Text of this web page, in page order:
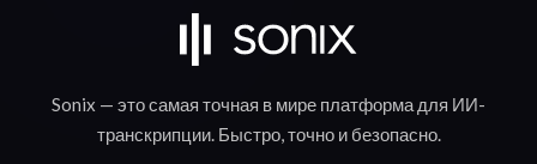
Sonix — это самая точная в мире платформа для ИИ-
транскрипции. Быстро,точнои безопасно.